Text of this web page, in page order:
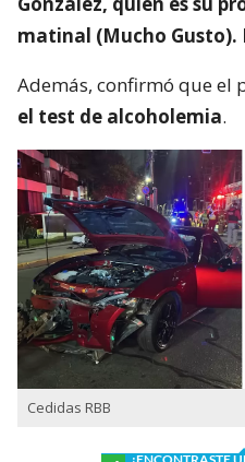
En medio del programa
directamente con el
está con su mamá, está
González, quien es su
matinal (Mucho
Además, confirmó que el
el test de alcoholemia.